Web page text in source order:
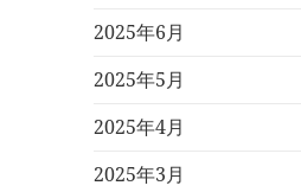
2025年6月
2025年5月
2025年4月
2025年3月